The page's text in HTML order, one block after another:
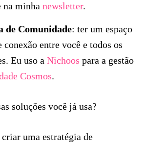
na minha newsletter.
de Comunidade: ter um espaço
conexão entre você e todos os
Eu uso a Nichoos para a gestão
Cosmos.
soluções você já usa?
uma estratégia de